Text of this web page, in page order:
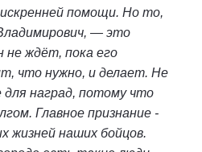
помощи. Но то,
— это
не ждёт, пока его
что нужно, и делает. Не
для наград, потому что
Главное признание -
жизней наших бойцов.